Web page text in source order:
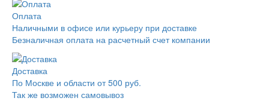
Оплата
Наличными в офисе или курьеру при доставке
Безналичная оплата на расчетный счет компании
Доставка
По Москве и области от 500 руб.
Так же возможен самовывоз